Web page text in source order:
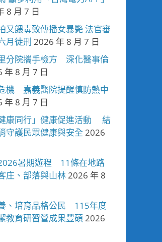
8 月 7 日
又餵毒致傳播女暴斃 法官審
月徒刑 2026 年 8 月 7 日
分院攜手檢方 深化醫事倫
年 8 月 7 日
機 嘉義醫院提醒慎防熱中
年 8 月 7 日
康同行」健康促進活動 結
守護民眾健康與安全 2026
暑期遊程 11條在地路
庄、部落與山林2026 年 8
、培育品格公民 115年度
教育研習營成果豐碩 2026